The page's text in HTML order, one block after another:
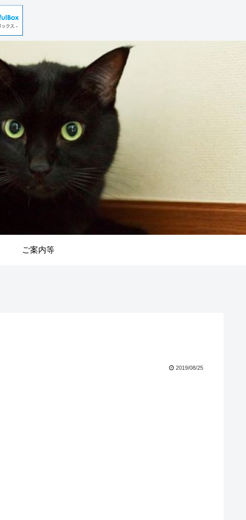
ご案内等
2019/08/25